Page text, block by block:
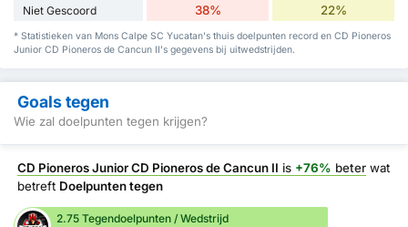
Niet Gescoord 38% 22%
* Statistieken van Mons Calpe SC Yucatan's thuis doelpunten record en CD Pioneros
Junior CD Pioneros de Cancun II's gegevens bij uitwedstrijden.
Goals tegen
Wie zal doelpunten tegen krijgen?
CD Pioneros Junior CD Pioneros de Cancun II is +76% beter wat
betreft Doelpunten tegen
2.75 Tegendoelpunten / Wedstrijd